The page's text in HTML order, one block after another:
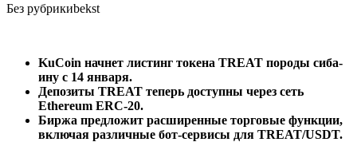
Без рубрикиbekst
KuCoin начнет листинг токена TREAT породы сиба-
ину с 14 января.
Депозиты TREAT теперь доступны через сеть
Ethereum ERC-20.
Биржа предложит расширенные торговые функции,
включая различные бот-сервисы для TREAT/USDT.